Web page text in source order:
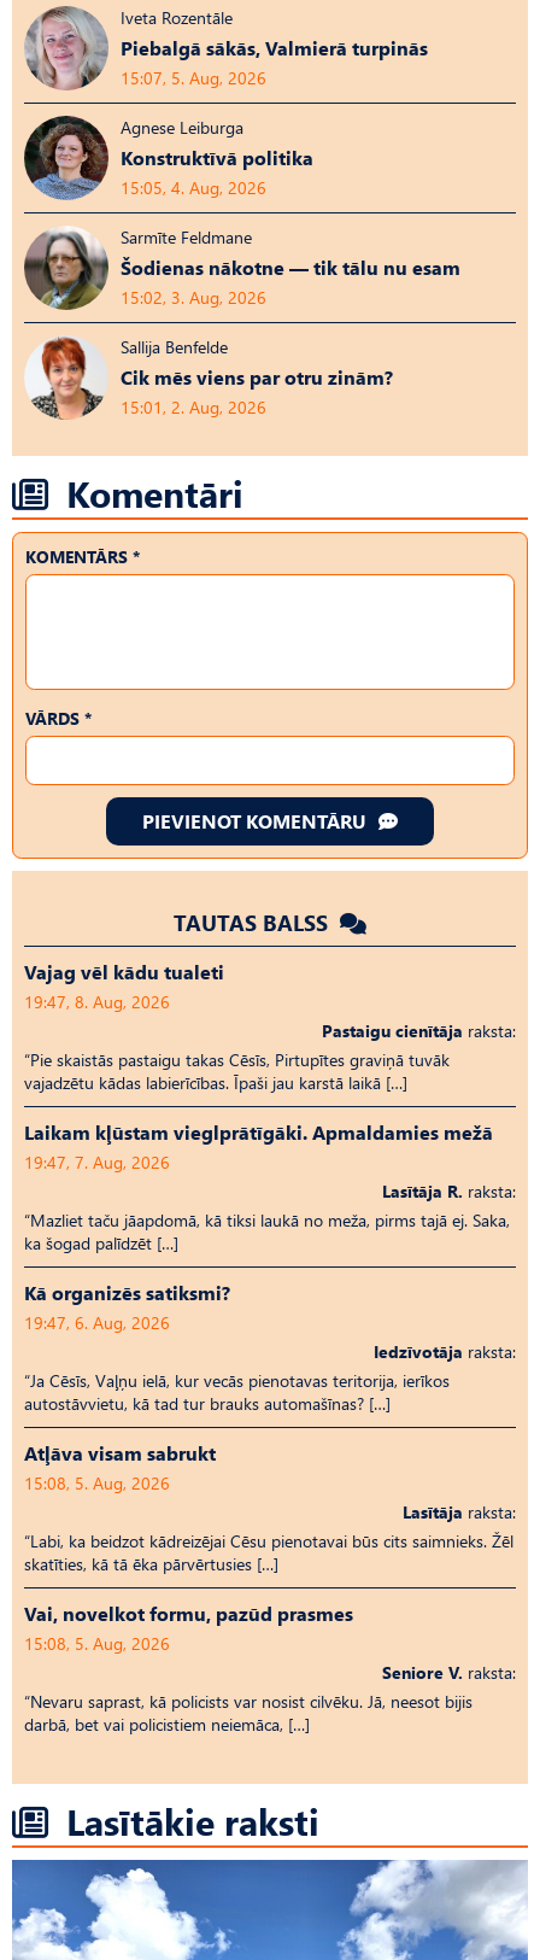
Iveta Rozentāle
Piebalgā sākās, Valmierā turpinās
15:07, 5. Aug, 2026
Agnese Leiburga
Konstruktīvā politika
15:05, 4. Aug, 2026
Sarmīte Feldmane
Šodienas nākotne — tik tālu nu esam
15:02, 3. Aug, 2026
Sallija Benfelde
Cik mēs viens par otru zinām?
15:01, 2. Aug, 2026
Komentāri
KOMENTĀRS *
VĀRDS *
PIEVIENOT KOMENTĀRU
TAUTAS BALSS
Vajag vēl kādu tualeti
19:47, 8. Aug, 2026
Pastaigu cienītāja raksta:
“Pie skaistās pastaigu takas Cēsīs, Pirtupītes graviņā tuvāk
vajadzētu kādas labierīcības. Īpaši jau karstā laikā […]
Laikam kļūstam vieglprātīgāki. Apmaldamies mežā
19:47, 7. Aug, 2026
Lasītāja R. raksta:
“Mazliet taču jāapdomā, kā tiksi laukā no meža, pirms tajā ej. Saka,
ka šogad palīdzēt […]
Kā organizēs satiksmi?
19:47, 6. Aug, 2026
Iedzīvotāja raksta:
“Ja Cēsīs, Vaļņu ielā, kur vecās pienotavas teritorija, ierīkos
autostāvvietu, kā tad tur brauks automašīnas? […]
Atļāva visam sabrukt
15:08, 5. Aug, 2026
Lasītāja raksta:
“Labi, ka beidzot kādreizējai Cēsu pienotavai būs cits saimnieks. Žēl
skatīties, kā tā ēka pārvērtusies […]
Vai, novelkot formu, pazūd prasmes
15:08, 5. Aug, 2026
Seniore V. raksta:
“Nevaru saprast, kā policists var nosist cilvēku. Jā, neesot bijis
darbā, bet vai policistiem neiemāca, […]
Lasītākie raksti